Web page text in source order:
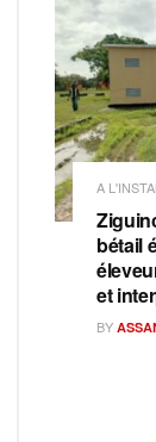
A
bétail
et
BY